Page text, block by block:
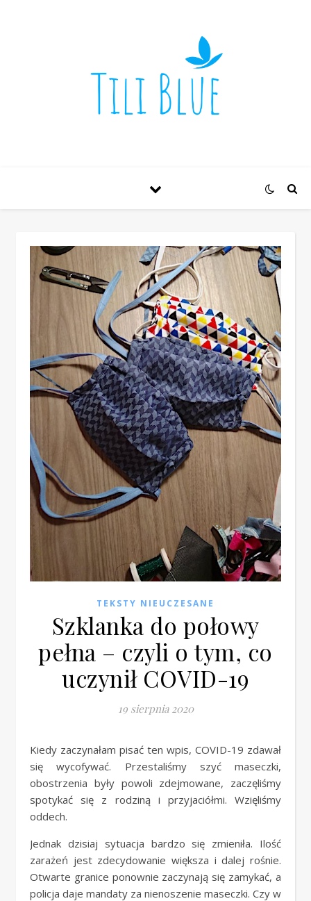
TEKSTY NIEUCZESANE
Szklanka do połowy
pełna – czyli o tym, co
uczynił COVID-19
19 sierpnia 2020
Kiedy zaczynałam pisać ten wpis, COVID-19 zdawał
się wycofywać. Przestaliśmy szyć maseczki,
obostrzenia były powoli zdejmowane, zaczęliśmy
spotykać się z rodziną i przyjaciółmi. Wzięliśmy
oddech.
Jednak dzisiaj sytuacja bardzo się zmieniła. Ilość
zarażeń jest zdecydowanie większa i dalej rośnie.
Otwarte granice ponownie zaczynają się zamykać, a
policja daje mandaty za nienoszenie maseczki. Czy w